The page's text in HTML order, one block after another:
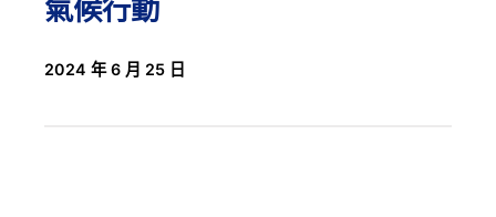
氣候行動
2024 年 6 月 25 日